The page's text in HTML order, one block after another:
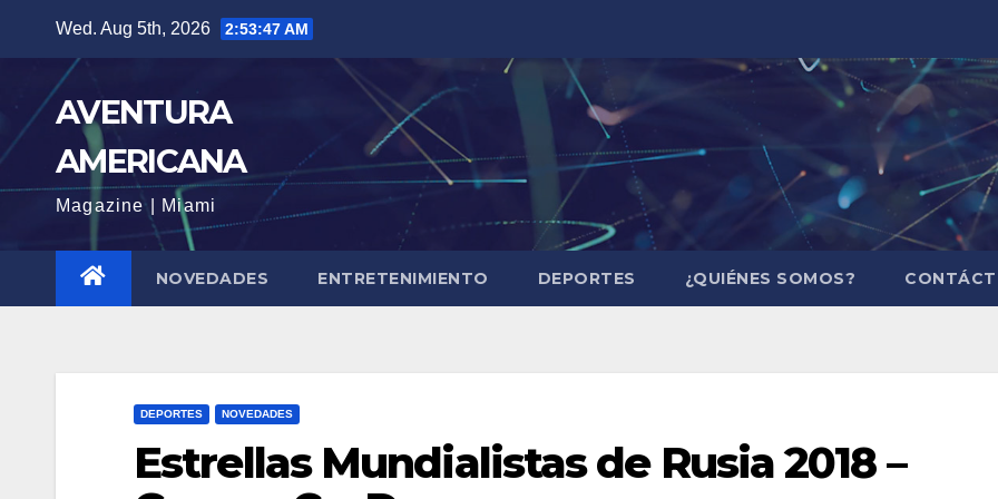
content
Wed. Aug 5th, 2026 2:53:50 AM
AVENTURA
AMERICANA
Magazine | Miami
NOVEDADES ENTRETENIMIENTO DEPORTES ¿QUIÉNES SOMOS?
DEPORTES NOVEDADES
Estrellas Mundialistas de Rusia 2018 –